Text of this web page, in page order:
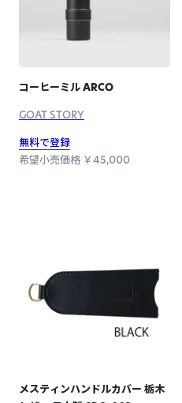
コーヒーミル ARCO
GOAT STORY
無料で登録
希望小売価格 ￥45,000
メスティンハンドルカバー 栃木